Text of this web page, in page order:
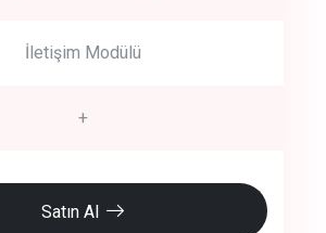
İletişim Modülü
+
Satın Al